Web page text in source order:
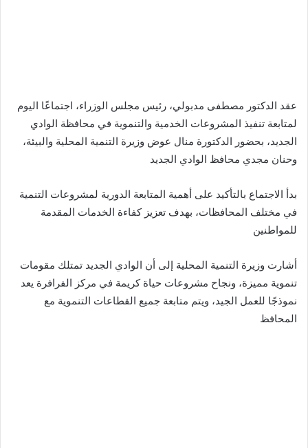
عقد الدكتور مصطفى مدبولي، رئيس مجلس الوزراء، اجتماعًا اليوم
لمتابعة تنفيذ المشروعات الخدمية والتنموية في محافظة الوادي
الجديد، بحضور الدكتورة منال عوض وزيرة التنمية المحلية والبيئة،
وحنان مجدي محافظ الوادي الجديد
بدأ الاجتماع بالتأكيد على أهمية المتابعة الدورية لمشروعات التنمية
في مختلف المحافظات، بهدف تعزيز كفاءة الخدمات المقدمة
للمواطنين
أشارت وزيرة التنمية المحلية إلى أن الوادي الجديد تمتلك مقومات
تنموية مميزة، ونجاح مشروعات حياة كريمة في مركز الفرافرة يعد
نموذجًا للعمل الجيد، ويتم متابعة جميع القطاعات التنموية مع
المحافظ